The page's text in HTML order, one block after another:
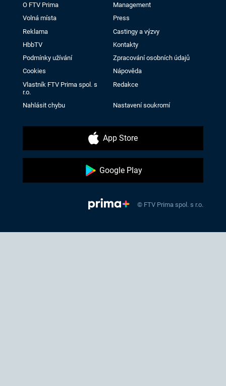
O FTV Prima
Management
Volná místa
Press
Reklama
Castingy a výzvy
HbbTV
Kontakty
Podmínky užívání
Zpracování osobních údajů
Cookies
Nápověda
Vlastník FTV Prima spol. s
r.o.
Redakce
Nahlásit chybu Nastavení soukromí
App Store
Google Play
© FTV Prima spol. s r.o.